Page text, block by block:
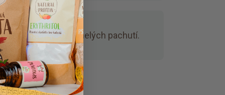
malín.Bez umelých pachutí.